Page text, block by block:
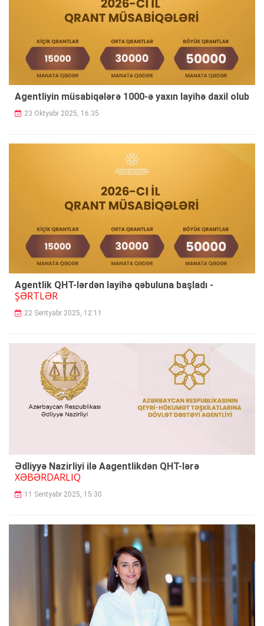
Agentliyin müsabiqələrə 1000-ə yaxın layihə daxil olub
23 Oktyabr 2025, 16:35
Agentlik QHT-lərdən layihə qəbuluna başladı -
ŞƏRTLƏR
22 Sentyabr 2025, 12:11
Ədliyyə Nazirliyi ilə Aagentlikdən QHT-lərə
XƏBƏRDARLIQ
11 Sentyabr 2025, 15:30